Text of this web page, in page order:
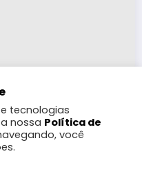
tecnologias
nossa Política de
você